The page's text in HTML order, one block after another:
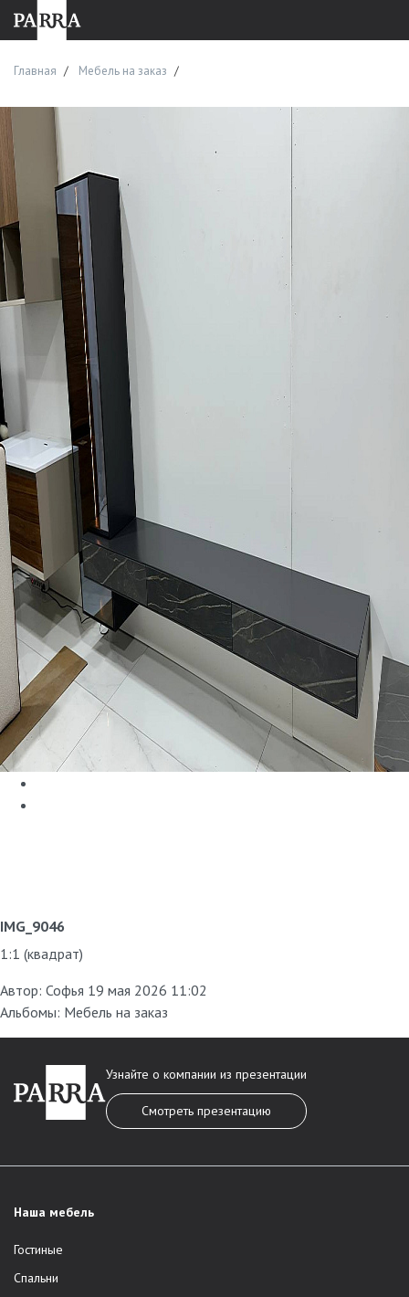
Главная Мебель на заказ
IMG_9046
1:1 (квадрат)
Автор: Софья 19 мая 2026 11:02
Альбомы: Мебель на заказ
Наша мебель
Гостиные
Спальни
Узнайте о компании из презентации
Смотреть презентацию